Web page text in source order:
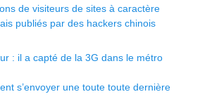
de visiteurs de sites à caractère
publiés par des hackers chinois
: il a capté de la 3G dans le métro
s’envoyer une toute toute dernière